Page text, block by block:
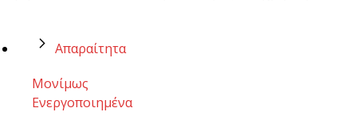
Απαραίτητα
Μονίμως
Ενεργοποιημένα